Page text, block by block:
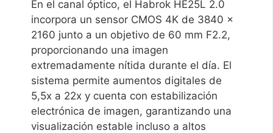
En el canal óptico, el Habrok HE25L 2.0
incorpora un sensor CMOS 4K de 3840 ×
2160 junto a un objetivo de 60 mm F2.2,
proporcionando una imagen
extremadamente nítida durante el día. El
sistema permite aumentos digitales de
5,5x a 22x y cuenta con estabilización
electrónica de imagen, garantizando una
visualización estable incluso a altos